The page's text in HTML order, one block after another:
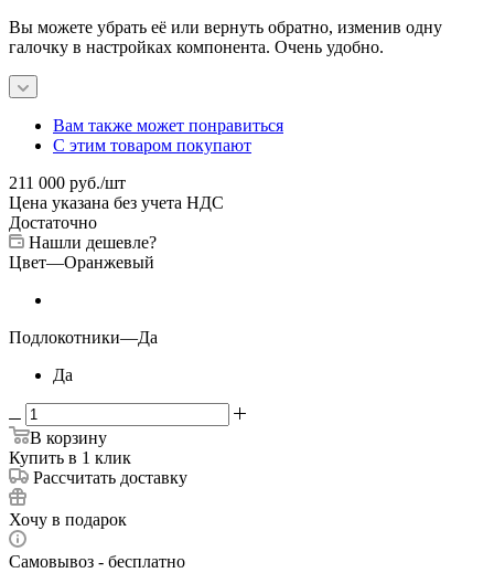
Вы можете убрать её или вернуть обратно, изменив одну
галочку в настройках компонента. Очень удобно.
Вам также может понравиться
С этим товаром покупают
211 000 руб./шт
Цена указана без учета НДС
Достаточно
Нашли дешевле?
Цвет—Оранжевый
Подлокотники—Да
Да
В корзину
Купить в 1 клик
Рассчитать доставку
Хочу в подарок
Самовывоз - бесплатно